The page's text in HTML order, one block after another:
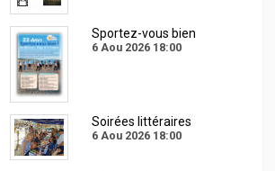
Sportez-vous bien
6 Aou 2026 18:00
Soirées littéraires
6 Aou 2026 18:00